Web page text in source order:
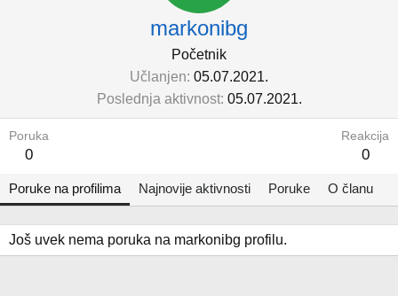
markonibg
Početnik
Učlanjen 05.07.2021.
Poslednja aktivnost 05.07.2021.
Poruka
0
Reakcija
0
Poruke na profilima Najnovije aktivnosti Poruke O članu
Još uvek nema poruka na markonibg profilu.